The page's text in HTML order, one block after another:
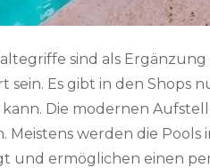
sind als
sein. Es gibt in den Shops
Die modernen
Meistens werden die
und ermöglichen einen